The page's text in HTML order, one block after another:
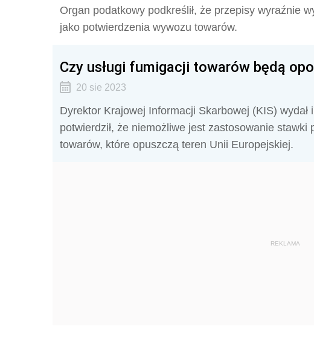
Organ podatkowy podkreślił, że przepisy wyraźnie
jako potwierdzenia wywozu towarów.
Czy usługi fumigacji towarów będą
20 sie 2023
Dyrektor Krajowej Informacji Skarbowej (KIS)
potwierdził, że niemożliwe jest zastosowanie stawki
towarów, które opuszczą teren Unii Europejskiej.
REKLAMA